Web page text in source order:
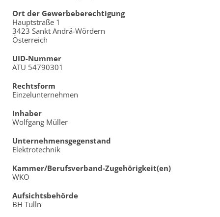
Ort der Gewerbeberechtigung
Hauptstraße 1
3423 Sankt Andrä-Wördern
Österreich
UID-Nummer
ATU 54790301
Rechtsform
Einzelunternehmen
Inhaber
Wolfgang Müller
Unternehmensgegenstand
Elektrotechnik
Kammer/Berufsverband-Zugehörigkeit(en)
WKO
Aufsichtsbehörde
BH Tulln